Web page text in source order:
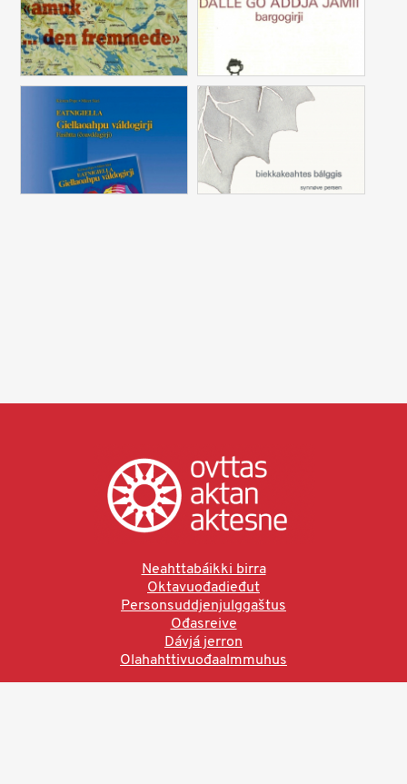
Neahttabáikki birra
Oktavuođadieđut
Personsuddjenjulggaštus
Ođasreive
Dávjá jerron
Olahahttivuođaalmmuhus